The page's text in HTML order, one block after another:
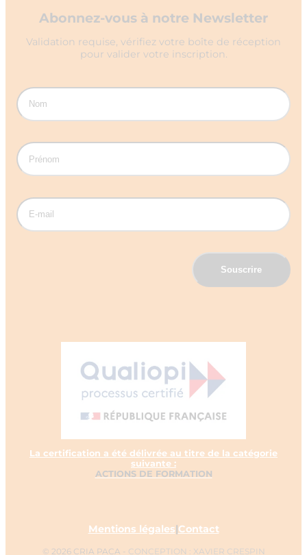
La certification a été délivrée au titre de la catégorie
suivante :
ACTIONS DE FORMATION
Abonnez-vous à notre Newsletter
Validation requise, vérifiez votre boîte de réception
pour valider votre inscription.
Mentions légales|Contact
© 2026 CRIA PACA - CONCEPTION : XAVIER CRESPIN